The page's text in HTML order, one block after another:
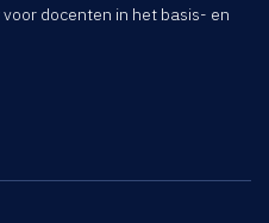
docenten in het basis- en